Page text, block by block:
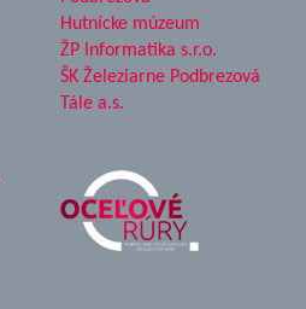
Hutnícke múzeum
ŽP Informatika s.r.o.
ŠK Železiarne Podbrezová
Tále a.s.